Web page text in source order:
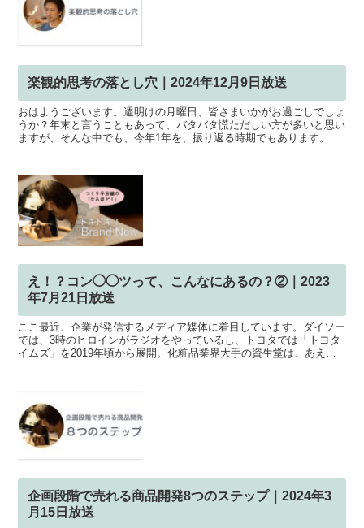
楽観的思考の落とし穴｜2024年12月9日放送
おはようございます。週明けの月曜日、皆さまいかがお過ごしでしょ
うか？年末と言うこともあって、バタバタ慌ただしい方が多いと思い
ますが、そんな中でも、今年1年を、振り返る時期でもあります。今
え！？コン◯◯ツって、こんなにあるの？②｜2023
年7月21日放送
ここ最近、企業が発信するメディア媒体に着目しています。ダイソー
では、3時のヒロインがラジオをやっているし、トヨタでは「トヨタ
イムズ」を2019年頃から展開。化粧品業界大手の資生堂は、あえて
企画段階で売れる商品開発8つのステップ｜2024年3
月15日放送